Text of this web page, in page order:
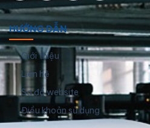
HƯỚNG DẪN
Giới thiệu
Liên hệ
Sơ đồ website
Điều khoản sử dụng